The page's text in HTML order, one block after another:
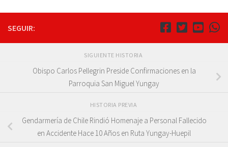
SEGUIR:
SIGUIENTE HISTORIA
Obispo Carlos Pellegrin Preside Confirmaciones en la
Parroquia San Miguel Yungay
HISTORIA PREVIA
Gendarmería de Chile Rindió Homenaje a Personal Fallecido
en Accidente Hace 10 Años en Ruta Yungay-Huepil